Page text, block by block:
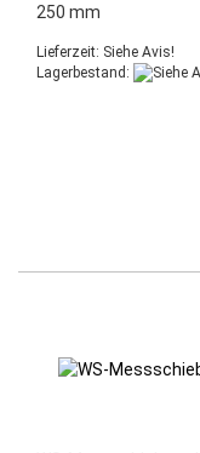
250 mm
Lieferzeit: Siehe Avis!
Lagerbestand: